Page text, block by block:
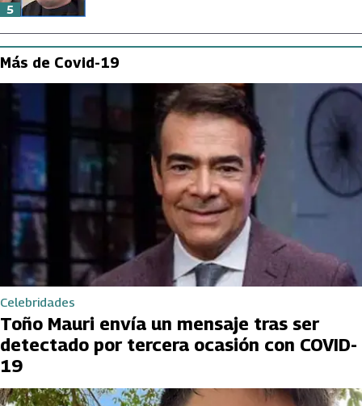
5
Más de Covid-19
Celebridades
Toño Mauri envía un mensaje tras ser
detectado por tercera ocasión con COVID-
19